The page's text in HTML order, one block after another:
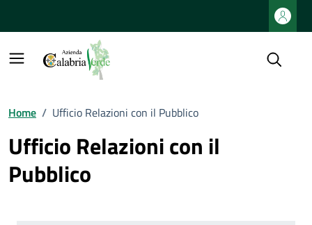
Home / Ufficio Relazioni con il Pubblico
Ufficio Relazioni con il
Pubblico